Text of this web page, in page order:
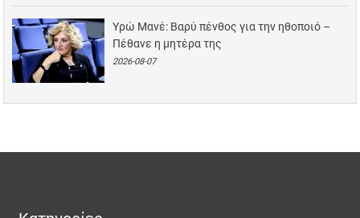
Υρώ Μανέ: Βαρύ πένθος για την ηθοποιό –
Πέθανε η μητέρα της
2026-08-07